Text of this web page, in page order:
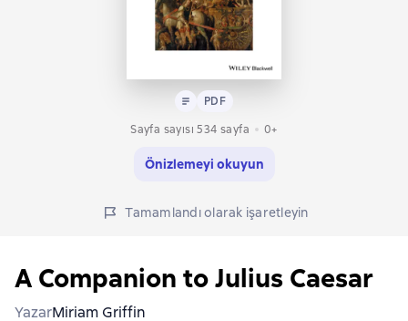
Metin PDF
PDF
Sayfa sayısı 534 sayfa
0+
Önizlemeyi okuyun
Tamamlandı olarak işaretleyin
A Companion to Julius Caesar
YazarMiriam Griffin